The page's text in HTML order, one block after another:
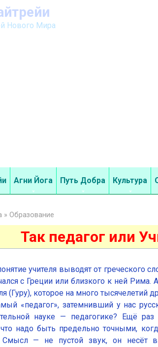
Нового Мира
Агни Йога Путь Добра Культура
» Образование
Так педагог или
учителя выводят от греческого
с Греции или близкого к ней Рима.
(Гуру), которое на много тысячелетий
«педагог», затемнивший у нас
науке — педагогике? Ещё
что надо быть предельно точными,
— не пустой звук, он несёт в